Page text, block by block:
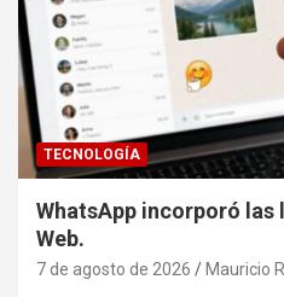
TECNOLOGÍA
WhatsApp incorporó las
Web.
7 de agosto de 2026 Mauricio